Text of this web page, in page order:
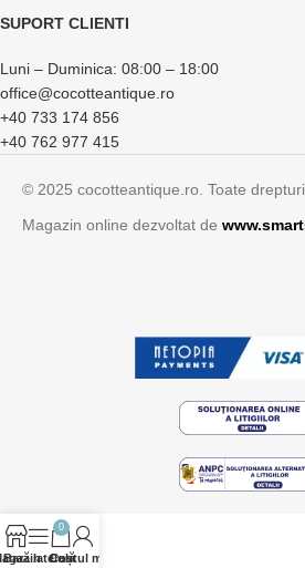
SUPORT CLIENTI
Luni – Duminica: 08:00 – 18:00
office@cocotteantique.ro
+40 733 174 856
+40 762 977 415
© 2025 cocotteantique.ro. Toate
Magazin online dezvoltat de
Bară laterală
0
Coș
Contul meu